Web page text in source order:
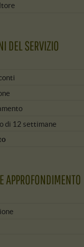
DEL SERVIZIO
di 12 settimane
APPROFONDIMENTO